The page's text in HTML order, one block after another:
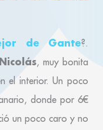
de Gante?.
, muy bonita
el interior. Un poco
donde por 6€
un poco caro y no